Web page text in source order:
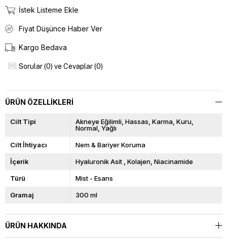
İstek Listeme Ekle
Fiyat Düşünce Haber Ver
Kargo Bedava
Sorular (0) ve Cevaplar (0)
ÜRÜN ÖZELLIKLERI
Cilt Tipi Akneye Eğilimli Hassas Karma Kuru
Normal Yağlı
Cilt İhtiyacı Nem & Bariyer Koruma
İçerik Hyaluronik Asit Kolajen Niacinamide
Türü Mist - Esans
Gramaj 300 ml
ÜRÜN HAKKINDA